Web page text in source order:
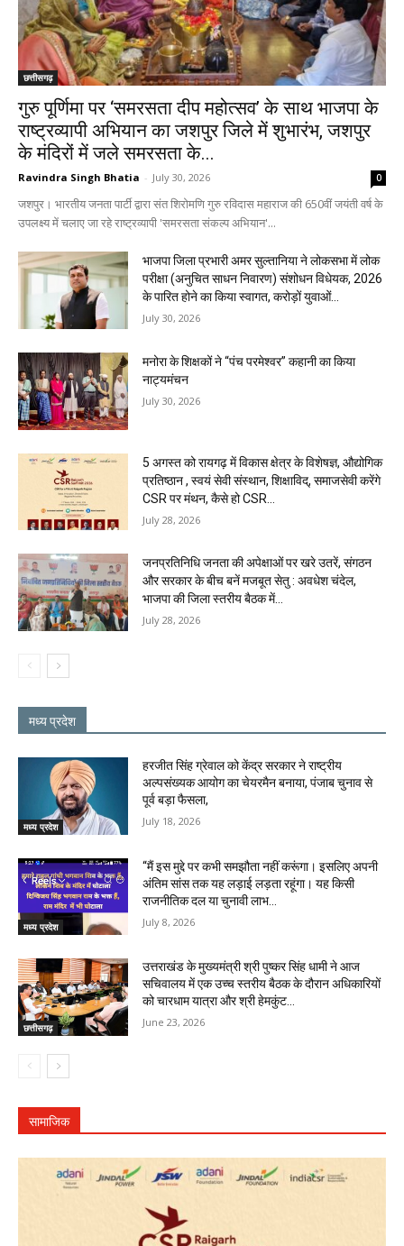
छत्तीसगढ़
गुरु पूर्णिमा पर ‘समरसता दीप महोत्सव’ के साथ भाजपा के
राष्ट्रव्यापी अभियान का जशपुर जिले में शुभारंभ, जशपुर
के मंदिरों में जले समरसता के...
Ravindra Singh Bhatia - July 30, 2026 0
जशपुर। भारतीय जनता पार्टी द्वारा संत शिरोमणि गुरु रविदास महाराज की 650वीं जयंती वर्ष के
उपलक्ष्य में चलाए जा रहे राष्ट्रव्यापी 'समरसता संकल्प अभियान'...
भाजपा जिला प्रभारी अमर सुल्तानिया ने लोकसभा में लोक
परीक्षा (अनुचित साधन निवारण) संशोधन विधेयक, 2026
के पारित होने का किया स्वागत, करोड़ों युवाओं...
July 30, 2026
मनोरा के शिक्षकों ने “पंच परमेश्वर” कहानी का किया
नाट्यमंचन
July 30, 2026
5 अगस्त को रायगढ़ में विकास क्षेत्र के विशेषज्ञ, औद्योगिक
प्रतिष्ठान , स्वयं सेवी संस्थान, शिक्षाविद्, समाजसेवी करेंगे
CSR पर मंथन, कैसे हो CSR...
July 28, 2026
जनप्रतिनिधि जनता की अपेक्षाओं पर खरे उतरें, संगठन
और सरकार के बीच बनें मजबूत सेतु : अवधेश चंदेल,
भाजपा की जिला स्तरीय बैठक में...
July 28, 2026
मध्य प्रदेश
मध्य प्रदेश
हरजीत सिंह ग्रेवाल को केंद्र सरकार ने राष्ट्रीय
अल्पसंख्यक आयोग का चेयरमैन बनाया, पंजाब चुनाव से
पूर्व बड़ा फैसला,
July 18, 2026
मध्य प्रदेश
“मैं इस मुद्दे पर कभी समझौता नहीं करूंगा। इसलिए अपनी
अंतिम सांस तक यह लड़ाई लड़ता रहूंगा। यह किसी
राजनीतिक दल या चुनावी लाभ...
July 8, 2026
छत्तीसगढ़
उत्तराखंड के मुख्यमंत्री श्री पुष्कर सिंह धामी ने आज
सचिवालय में एक उच्च स्तरीय बैठक के दौरान अधिकारियों
को चारधाम यात्रा और श्री हेमकुंट...
June 23, 2026
सामाजिक